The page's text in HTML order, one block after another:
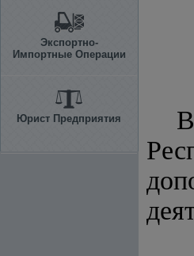
Экспортно-
Импортные Операции
Юрист Предприятия